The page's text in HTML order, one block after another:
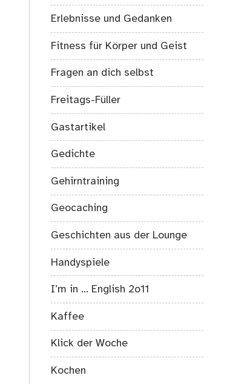
Erlebnisse und Gedanken
Fitness für Körper und Geist
Fragen an dich selbst
Freitags-Füller
Gastartikel
Gedichte
Gehirntraining
Geocaching
Geschichten aus der Lounge
Handyspiele
I’m in … English 2o11
Kaffee
Klick der Woche
Kochen